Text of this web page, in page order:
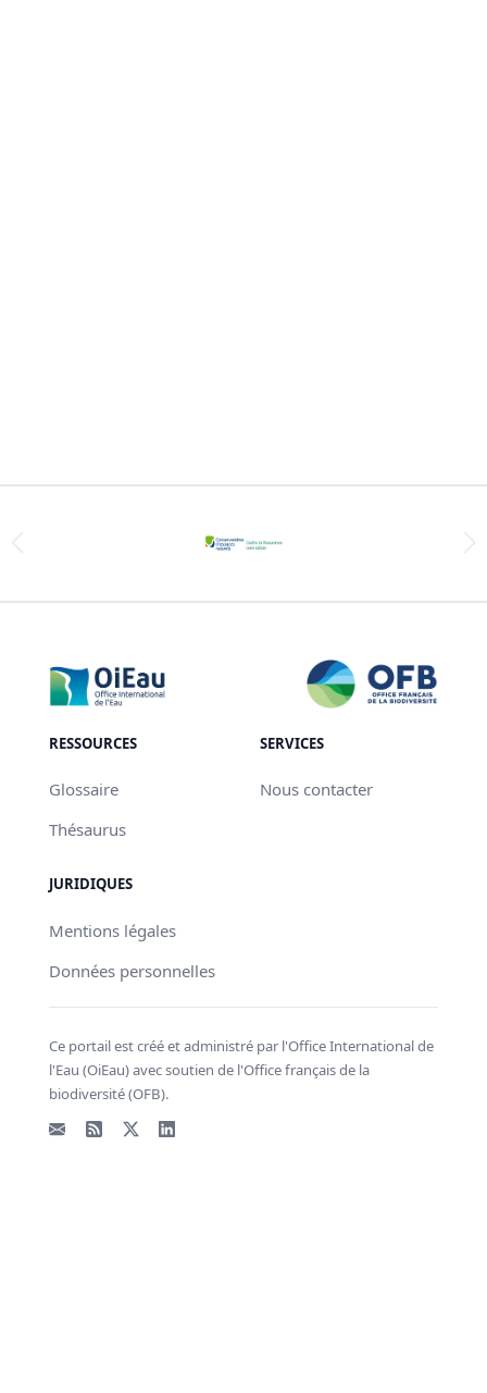
RESSOURCES
Glossaire
Thésaurus
SERVICES
Nous contacter
JURIDIQUES
Mentions légales
Données personnelles
Ce portail est créé et administré par l'Office International de
l'Eau (OiEau) avec soutien de l'Office français de la
biodiversité (OFB).